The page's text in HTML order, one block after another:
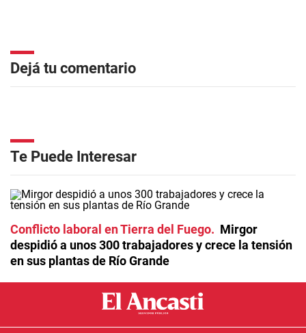
Dejá tu comentario
Te Puede Interesar
Conflicto laboral en Tierra del Fuego
Mirgor
despidió a unos 300 trabajadores y crece la tensión
en sus plantas de Río Grande